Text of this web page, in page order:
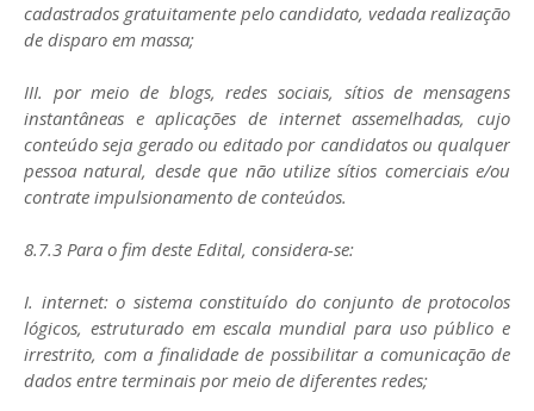
cadastrados gratuitamente pelo candidato, vedada realização
de disparo em massa;
III. por meio de blogs, redes sociais, sítios de mensagens
instantâneas e aplicações de internet assemelhadas, cujo
conteúdo seja gerado ou editado por candidatos ou qualquer
pessoa natural, desde que não utilize sítios comerciais e/ou
contrate impulsionamento de conteúdos.
8.7.3 Para o fim deste Edital, considera-se:
I. internet: o sistema constituído do conjunto de protocolos
lógicos, estruturado em escala mundial para uso público e
irrestrito, com a finalidade de possibilitar a comunicação de
dados entre terminais por meio de diferentes redes;